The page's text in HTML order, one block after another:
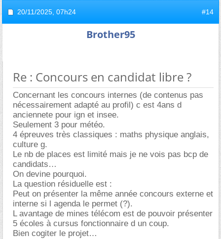
20/11/2025, 07h24 #14
Brother95
Re : Concours en candidat libre ?
Concernant les concours internes (de contenus pas
nécessairement adapté au profil) c est 4ans d
anciennete pour ign et insee.
Seulement 3 pour météo.
4 épreuves très classiques : maths physique anglais,
culture g.
Le nb de places est limité mais je ne vois pas bcp de
candidats
On devine pourquoi.
La question résiduelle est :
Peut on présenter la même année concours externe et
interne si l agenda le permet (?).
L avantage de mines télécom est de pouvoir présenter
5 écoles à cursus fonctionnaire d un coup.
Bien cogiter le projet